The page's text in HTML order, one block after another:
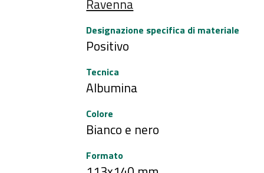
Ravenna
Designazione specifica di materiale
Positivo
Tecnica
Albumina
Colore
Bianco e nero
Formato